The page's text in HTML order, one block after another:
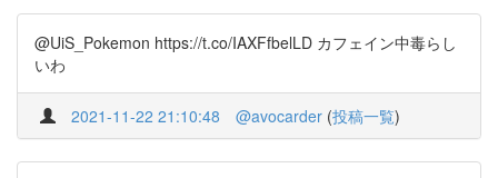
@UiS_Pokemon https://t.co/IAXFfbelLD カフェイン中毒らし
いわ
2021-11-22 21:10:48 @avocarder (投稿一覧)